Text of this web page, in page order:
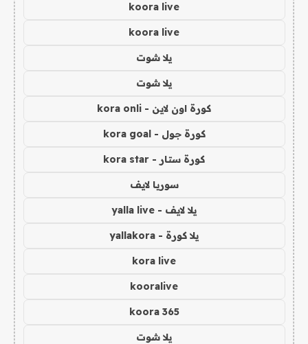
koora live
koora live
يلا شوت
يلا شوت
كورة اون لاين - kora onli
كورة جول - kora goal
كورة ستار - kora star
سوريا لايف
يلا لايف - yalla live
يلا كورة - yallakora
kora live
kooralive
koora 365
يلا شوت